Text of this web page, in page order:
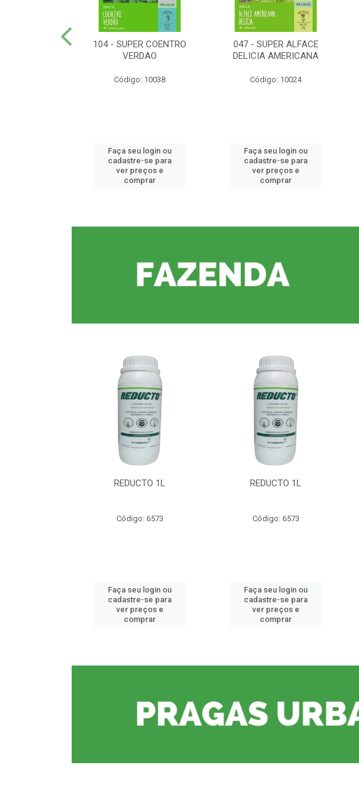
104 - SUPER COENTRO
VERDAO
Código: 10038
Faça seu login ou
cadastre-se para
ver preços e
comprar
047 - SUPER ALFACE
DELICIA AMERICANA
Código: 10024
Faça seu login ou
cadastre-se para
ver preços e
comprar
REDUCTO 1L
Código: 6573
Faça seu login ou
cadastre-se para
ver preços e
comprar
REDUCTO 1L
Código: 6573
Faça seu login ou
cadastre-se para
ver preços e
comprar